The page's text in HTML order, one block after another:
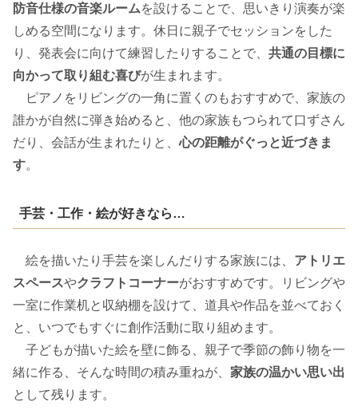
防音仕様の音楽ルームを設けることで、思いきり演奏が楽
しめる空間になります。休日に親子でセッションをした
り、発表会に向けて練習したりすることで、 共通の目標に
向かって取り組む喜びが生まれます。
ピアノをリビングの一角に置くのもおすすめで、家族の
誰かが自然に弾き始めると、他の家族もつられて口ずさん
だり、会話が生まれたりと、心の距離がぐっと近づきま
す。
手芸・工作・絵が好きなら…
絵を描いたり手芸を楽しんだりする家族には、 アトリエ
スペースやクラフトコーナーがおすすめです。リビングや
一室に作業机と収納棚を設けて、道具や作品を並べておく
と、いつでもすぐに創作活動に取り組めます。
子どもが描いた絵を壁に飾る、親子で季節の飾り物を一
緒に作る、そんな時間の積み重ねが、 家族の温かい思い出
として残ります。